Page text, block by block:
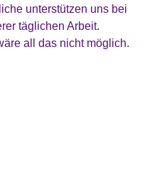
unterstützen uns bei
täglichen Arbeit.
all das nicht möglich.